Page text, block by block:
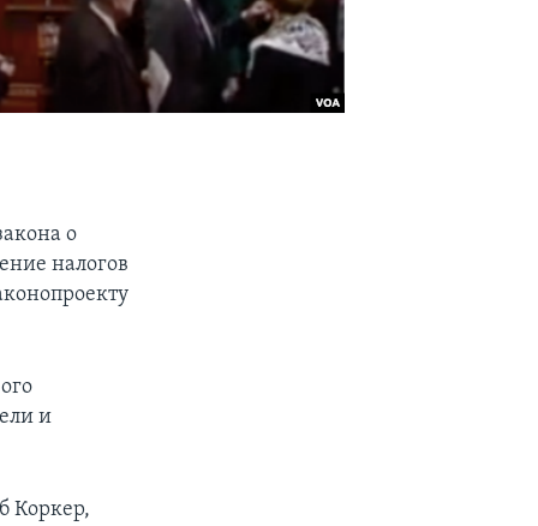
о
налогов
и
Коркер,